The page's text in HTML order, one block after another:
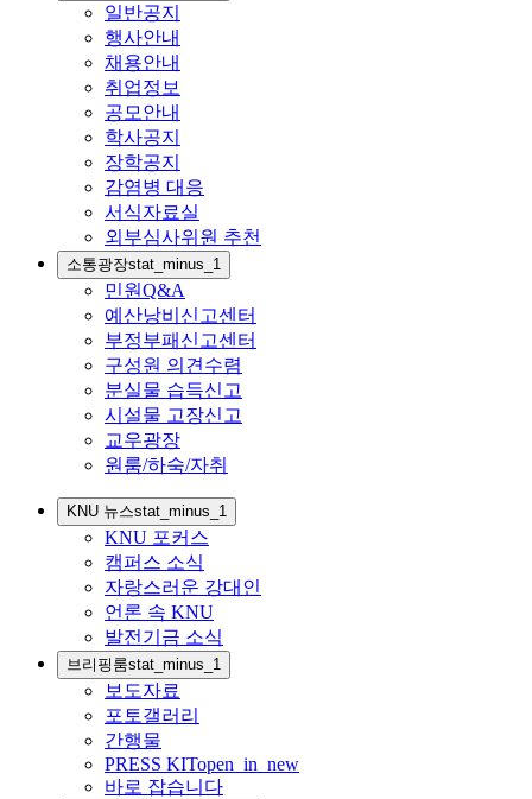
일반공지
행사안내
채용안내
취업정보
공모안내
학사공지
장학공지
감염병 대응
서식자료실
외부심사위원 추천
소통광장stat_minus_1
민원Q&A
예산낭비신고센터
부정부패신고센터
구성원 의견수렴
분실물 습득신고
시설물 고장신고
교우광장
원룸/하숙/자취
KNU 뉴스stat_minus_1
KNU 포커스
캠퍼스 소식
자랑스러운 강대인
언론 속 KNU
발전기금 소식
브리핑룸stat_minus_1
보도자료
포토갤러리
간행물
PRESS KITopen_in_new
바로 잡습니다